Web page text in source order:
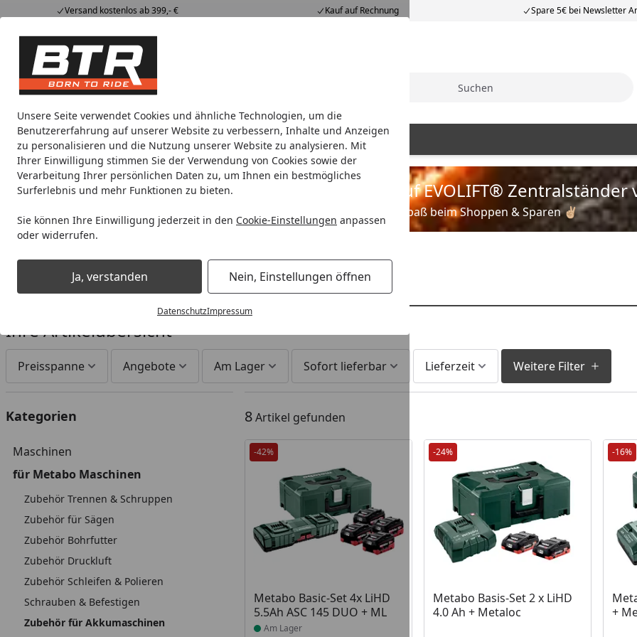
Unsere Seite verwendet Cookies und ähnliche Technologien, um die
Benutzererfahrung auf unserer Website zu verbessern, Inhalte und Anzeigen
zu personalisieren und die Nutzung unserer Website zu analysieren. Mit
Ihrer Einwilligung stimmen Sie der Verwendung von Cookies sowie der
Verarbeitung Ihrer persönlichen Daten zu, um Ihnen ein bestmögliches
Surferlebnis und mehr Funktionen zu bieten.
Sie können Ihre Einwilligung jederzeit in den Cookie-Einstellungen anpassen
oder widerrufen.
Ja, verstanden Nein, Einstellungen öffnen
DatenschutzImpressum
Versand kostenlos ab 399,- € Kauf auf Rechnung Spare 5€ bei Newsletter
Hotline07051 / 9 222 5959
Mi-Fr. 8-12 Uhr
Alle Produkte
Alle ProdukteMarken
Metabo Maschinen für Metabo Maschinen
Noch 1 Tag und 13 Stunden
Spare bis zu 35% auf EVOLIFT® Zentralständer
Viel Spaß beim Shoppen & Sparen ✌🏼
Startseite
Metabo Basis-Sets
Ihre Artikelübersicht
Preisspanne Angebote Am Lager Sofort lieferbar Lieferzeit Weitere Filter
Kategorien
Maschinen
für Metabo Maschinen
Zubehör Trennen & Schruppen
Zubehör für Sägen
Zubehör Bohrfutter
Zubehör Druckluft
Zubehör Schleifen & Polieren
Schrauben & Befestigen
Zubehör für Akkumaschinen
8Artikel gefunden
-42%
Metabo Basic-Set 4x LiHD
5.5Ah ASC 145 DUO + ML
Produkt am Lager
Am Lager
-24%
Metabo Basis-Set 2 x LiHD
4.0 Ah + Metaloc
-16%
+